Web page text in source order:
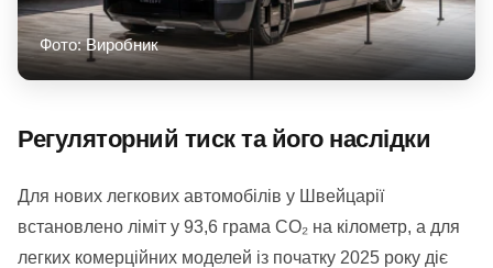
Фото: Виробник
Регуляторний тиск та його наслідки
Для нових легкових автомобілів у Швейцарії
встановлено ліміт у 93,6 грама CO₂ на кілометр, а для
легких комерційних моделей із початку 2025 року діє